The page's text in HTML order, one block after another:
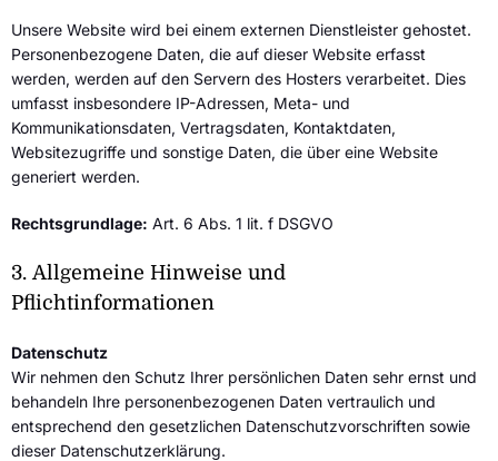
Unsere Website wird bei einem externen Dienstleister gehostet.
Personenbezogene Daten, die auf dieser Website erfasst
werden, werden auf den Servern des Hosters verarbeitet. Dies
umfasst insbesondere IP-Adressen, Meta- und
Kommunikationsdaten, Vertragsdaten, Kontaktdaten,
Websitezugriffe und sonstige Daten, die über eine Website
generiert werden.
Rechtsgrundlage: Art. 6 Abs. 1 lit. f DSGVO
3.Allgemeine Hinweise und
Pflichtinformationen
Datenschutz
Wir nehmen den Schutz Ihrer persönlichen Daten sehr ernst und
behandeln Ihre personenbezogenen Daten vertraulich und
entsprechend den gesetzlichen Datenschutzvorschriften sowie
dieser Datenschutzerklärung.